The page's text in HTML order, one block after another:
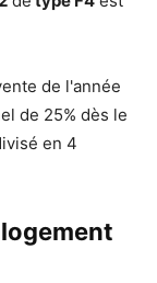
de l'année
de 25% dès le
en 4